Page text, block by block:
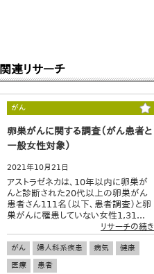
関連リサーチ
がん
卵巣がんに関する調査（がん患者と
一般女性対象）
2021年10月21日
アストラゼネカは、10年以内に卵巣が
んと診断された20代以上の卵巣がん
患者さん111名（以下、患者調査）と卵
巣がんに罹患していない女性1,31...
リサーチの続き
がん 婦人科系疾患 病気
健康
医療
患者